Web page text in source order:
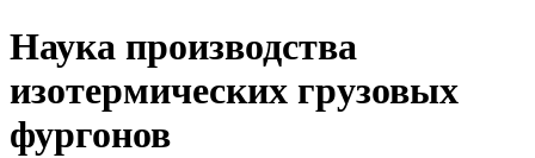
Наука производства
изотермических грузовых
фургонов